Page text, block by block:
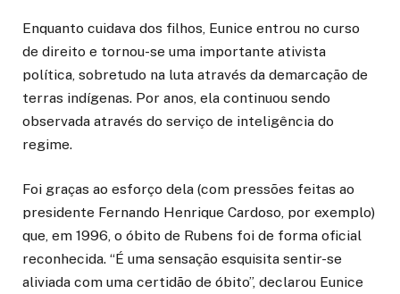
Enquanto cuidava dos filhos, Eunice entrou no curso
de direito e tornou-se uma importante ativista
política, sobretudo na luta através da demarcação de
terras indígenas. Por anos, ela continuou sendo
observada através do serviço de inteligência do
regime.
Foi graças ao esforço dela (com pressões feitas ao
presidente Fernando Henrique Cardoso, por exemplo)
que, em 1996, o óbito de Rubens foi de forma oficial
reconhecida. “É uma sensação esquisita sentir-se
aliviada com uma certidão de óbito”, declarou Eunice